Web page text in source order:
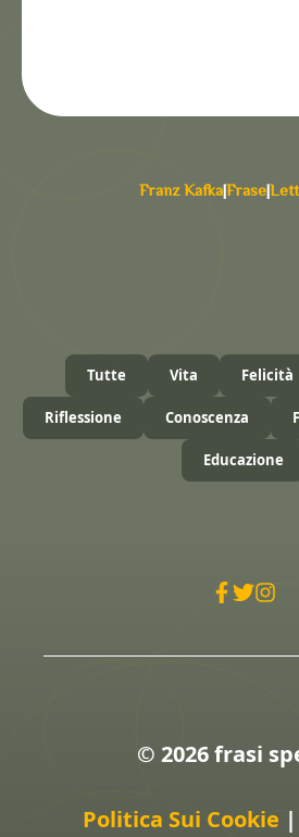
Franz Kafka|Frase|
Tutte Vita Felicità
Riflessione Conoscenza
Educazione
© 2026 frasi
Politica Sui Cookie |